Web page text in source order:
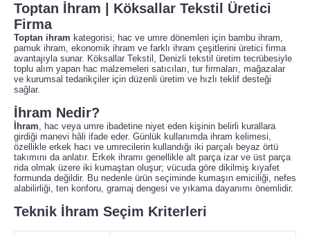
Toptan İhram | Köksallar Tekstil Üretici
Firma
Toptan ihram kategorisi; hac ve umre dönemleri için bambu ihram,
pamuk ihram, ekonomik ihram ve farklı ihram çeşitlerini üretici firma
avantajıyla sunar. Köksallar Tekstil, Denizli tekstil üretim tecrübesiyle
toplu alım yapan hac malzemeleri satıcıları, tur firmaları, mağazalar
ve kurumsal tedarikçiler için düzenli üretim ve hızlı teklif desteği
sağlar.
İhram Nedir?
İhram, hac veya umre ibadetine niyet eden kişinin belirli kurallara
girdiği manevi hâli ifade eder. Günlük kullanımda ihram kelimesi,
özellikle erkek hacı ve umrecilerin kullandığı iki parçalı beyaz örtü
takımını da anlatır. Erkek ihramı genellikle alt parça izar ve üst parça
rida olmak üzere iki kumaştan oluşur; vücuda göre dikilmiş kıyafet
formunda değildir. Bu nedenle ürün seçiminde kumaşın emiciliği, nefes
alabilirliği, ten konforu, gramaj dengesi ve yıkama dayanımı önemlidir.
Teknik İhram Seçim Kriterleri